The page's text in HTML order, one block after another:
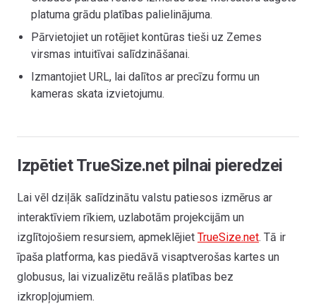
platuma grādu platības palielinājuma.
Pārvietojiet un rotējiet kontūras tieši uz Zemes
virsmas intuitīvai salīdzināšanai.
Izmantojiet URL, lai dalītos ar precīzu formu un
kameras skata izvietojumu.
Izpētiet TrueSize.net pilnai pieredzei
Lai vēl dziļāk salīdzinātu valstu patiesos izmērus ar
interaktīviem rīkiem, uzlabotām projekcijām un
izglītojošiem resursiem, apmeklējiet TrueSize.net. Tā ir
īpaša platforma, kas piedāvā visaptverošas kartes un
globusus, lai vizualizētu reālās platības bez
izkropļojumiem.